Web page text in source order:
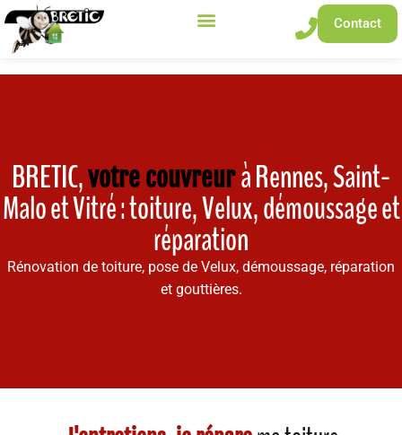
Contact
BRETIC,votre couvreurà Rennes, Saint-
Malo et Vitré : toiture, Velux, démoussage et
réparation
Rénovation de toiture, pose de Velux, démoussage, réparation
et gouttières.